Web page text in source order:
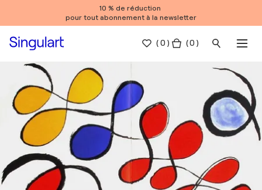
10 % de réduction
pour tout abonnement à la newsletter
(0 ) ( 0 )